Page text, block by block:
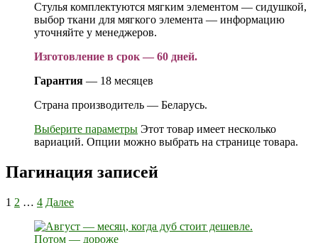
Стулья комплектуются мягким элементом — сидушкой,
выбор ткани для мягкого элемента — информацию
уточняйте у менеджеров.
Изготовление в срок — 60 дней.
Гарантия — 18 месяцев
Страна производитель — Беларусь.
Выберите параметры Этот товар имеет несколько
вариаций. Опции можно выбрать на странице товара.
Пагинация записей
1 2 … 4 Далее